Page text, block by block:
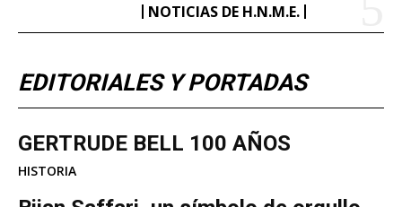
NOTICIAS DE H.N.M.E.
EDITORIALES Y PORTADAS
GERTRUDE BELL 100 AÑOS
HISTORIA